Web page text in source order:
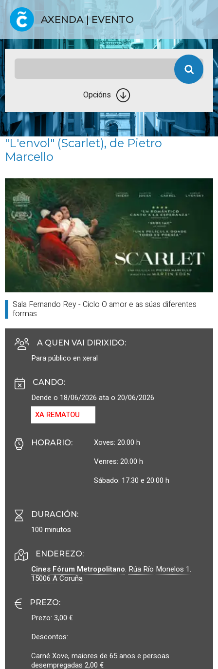
AXENDA | EVENTO
Opcións
"L'envol" (Scarlet), de Pietro
Marcello
Sala Fernando Rey- Ciclo O amor e as súas diferentes
formas
A QUEN VAI DIRIXIDO:
Para público en xeral
CANDO:
Dende o 18/06/2026 ata o 20/06/2026
XA REMATOU
HORARIO:
Xoves: 20.00 h
Venres: 20.00 h
Sábado: 17.30 e 20.00 h
DURACIÓN:
100 minutos
ENDEREZO:
Cines Fórum Metropolitano. Rúa Río Monelos 1.
15006A Coruña
PREZO:
Prezo: 3,00 €
Descontos:
Carné Xove, maiores de 65 anos e persoas
desempregadas 2,00 €